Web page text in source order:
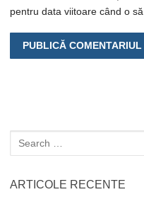
pentru data viitoare când o
Caută
după:
ARTICOLE RECENTE